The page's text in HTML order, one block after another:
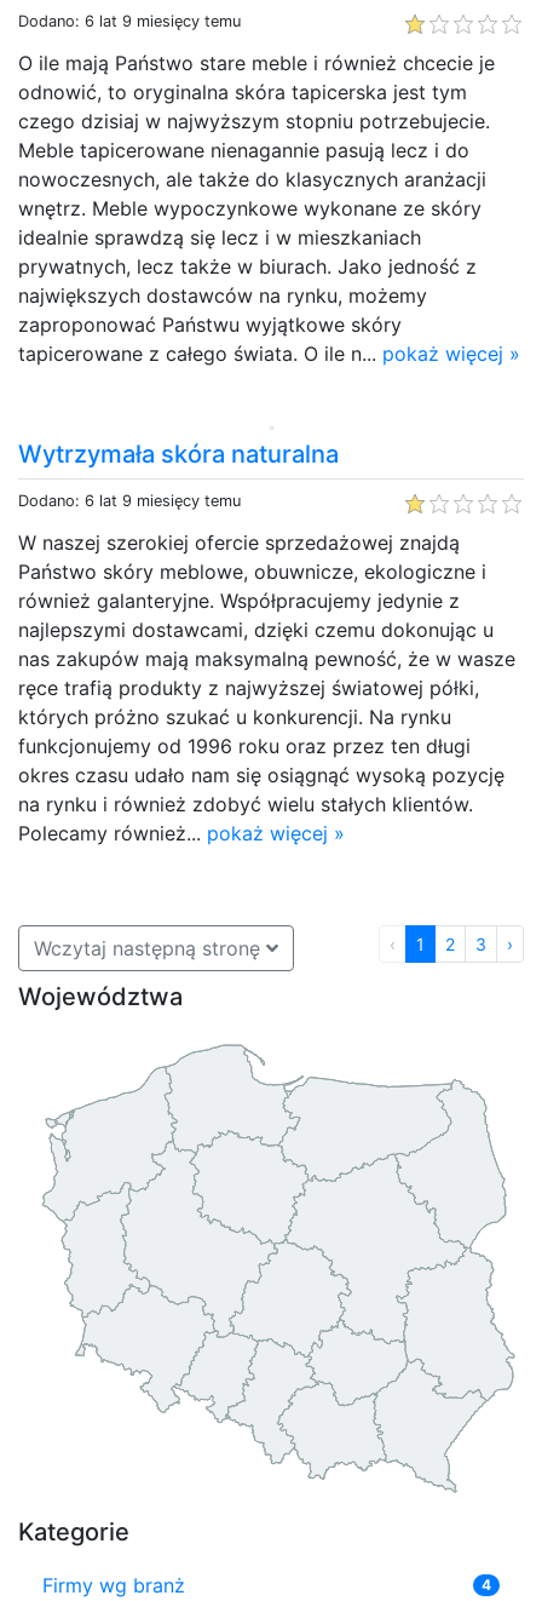
Dodano: 6 lat 9 miesięcy temu
O ile mają Państwo stare meble i również chcecie je
odnowić, to oryginalna skóra tapicerska jest tym
czego dzisiaj w najwyższym stopniu potrzebujecie.
Meble tapicerowane nienagannie pasują lecz i do
nowoczesnych, ale także do klasycznych aranżacji
wnętrz. Meble wypoczynkowe wykonane ze skóry
idealnie sprawdzą się lecz i w mieszkaniach
prywatnych, lecz także w biurach. Jako jedność z
największych dostawców na rynku, możemy
zaproponować Państwu wyjątkowe skóry
tapicerowane z całego świata. O ile n... pokaż więcej »
Wytrzymała skóra naturalna
Dodano: 6 lat 9 miesięcy temu
W naszej szerokiej ofercie sprzedażowej znajdą
Państwo skóry meblowe, obuwnicze, ekologiczne i
również galanteryjne. Współpracujemy jedynie z
najlepszymi dostawcami, dzięki czemu dokonując u
nas zakupów mają maksymalną pewność, że w wasze
ręce trafią produkty z najwyższej światowej półki,
których próżno szukać u konkurencji. Na rynku
funkcjonujemy od 1996 roku oraz przez ten długi
okres czasu udało nam się osiągnąć wysoką pozycję
na rynku i również zdobyć wielu stałych klientów.
Polecamy również... pokaż więcej »
Wczytaj następną stronę ‹ 1 2 3 ›
Województwa
Kategorie
Firmy wg branż 4